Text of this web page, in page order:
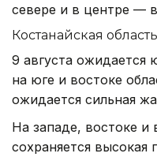
севере и в центре —
Костанайская область
9 августа ожидается
на юге и востоке
ожидается сильная
На западе, востоке и
сохраняется высокая